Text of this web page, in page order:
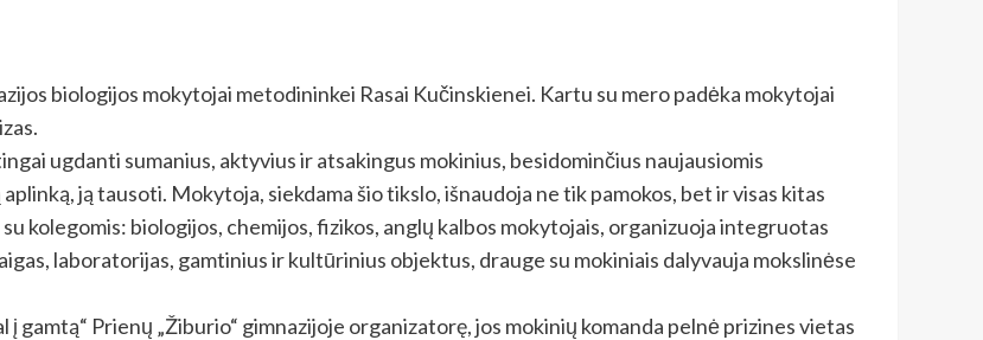
biologijos mokytojai metodininkei Rasai Kučinskienei. Kartu su mero padėka mokytojai
ugdanti sumanius, aktyvius ir atsakingus mokinius, besidominčius naujausiomis
ją tausoti. Mokytoja, siekdama šio tikslo, išnaudoja ne tik pamokos, bet ir visas kitas
kolegomis: biologijos, chemijos, fizikos, anglų kalbos mokytojais, organizuoja integruotas
laboratorijas, gamtinius ir kultūrinius objektus, drauge su mokiniais dalyvauja mokslinėse
Prienų „Žiburio“ gimnazijoje organizatorę, jos mokinių komanda pelnė prizines vietas